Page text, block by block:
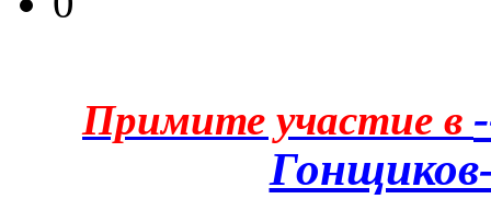
Примите участие в